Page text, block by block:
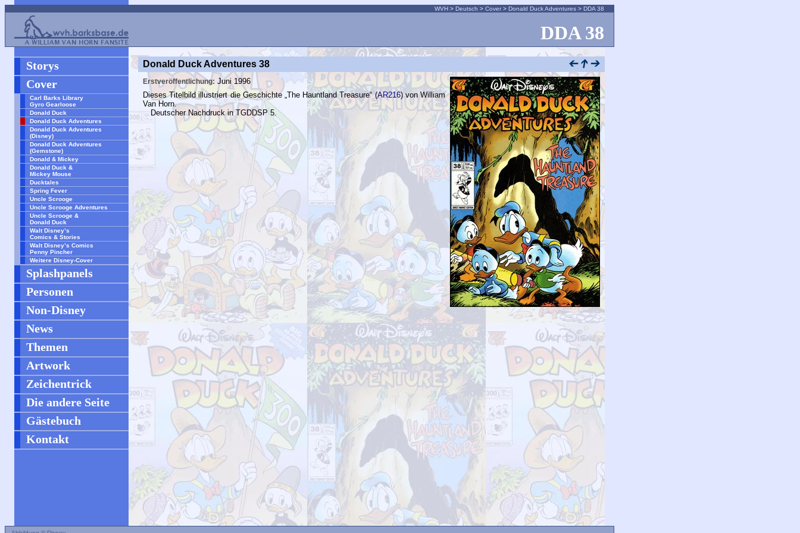
WVH > Deutsch > Cover > Donald Duck Adventures > DDA 38
DDA 38
Storys
Cover
Carl Barks Library
Gyro Gearloose
Donald Duck
Donald Duck Adventures
Donald Duck Adventures
(Disney)
Donald Duck Adventures
(Gemstone)
Donald & Mickey
Donald Duck &
Mickey Mouse
Ducktales
Spring Fever
Uncle Scrooge
Uncle Scrooge Adventures
Uncle Scrooge &
Donald Duck
Walt Disney’s
Comics & Stories
Walt Disney’s Comics
Penny Pincher
Weitere Disney-Cover
Splashpanels
Personen
Non-Disney
News
Themen
Artwork
Zeichentrick
Die andere Seite
Gästebuch
Kontakt
Donald Duck Adventures 38
Erstveröffentlichung: Juni 1996
Dieses Titelbild illustriert die Geschichte „The Hauntland Treasure“ (AR216) von William
Van Horn.
Deutscher Nachdruck inTGDDSP 5.